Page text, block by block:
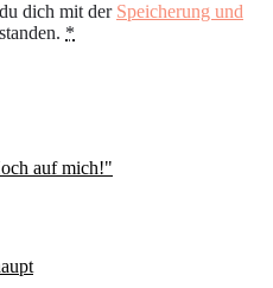
dich mit der Speicherung und
*
auf mich!"